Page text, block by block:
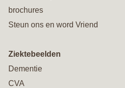
brochures
Steun ons en word Vriend
Ziektebeelden
Dementie
CVA